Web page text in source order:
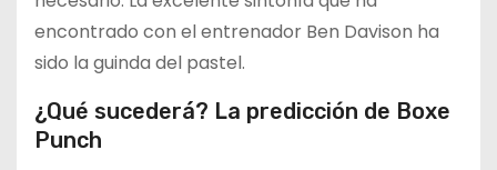
encontrado con el entrenador Ben Davison ha
sido la guinda del pastel.
¿Qué sucederá? La predicción de Boxe
Punch